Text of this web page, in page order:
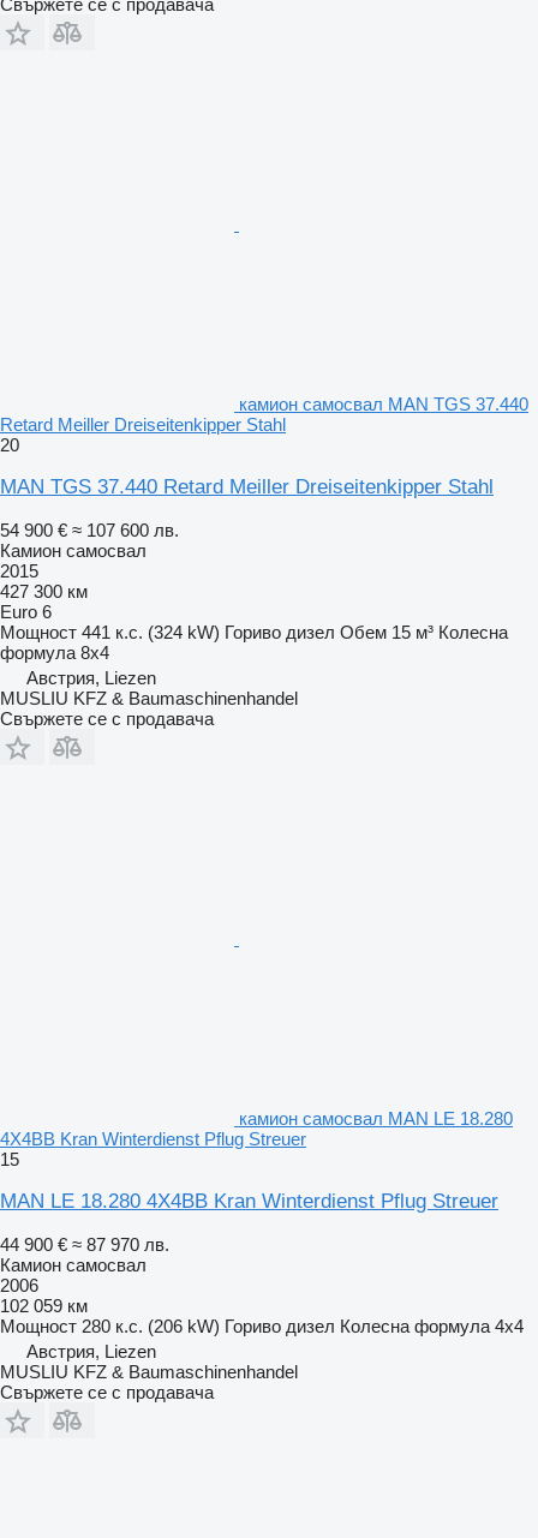
Свържете се с продавача
камион самосвал MAN TGS 37.440
Retard Meiller Dreiseitenkipper Stahl
20
MAN TGS 37.440 Retard Meiller Dreiseitenkipper Stahl
54 900 € ≈ 107 600 лв.
Камион самосвал
2015
427 300 км
Euro 6
Мощност 441 к.с. (324 kW) Гориво дизел Обем 15 м³ Колесна
формула 8x4
Австрия, Liezen
MUSLIU KFZ & Baumaschinenhandel
Свържете се с продавача
камион самосвал MAN LE 18.280
4X4BB Kran Winterdienst Pflug Streuer
15
MAN LE 18.280 4X4BB Kran Winterdienst Pflug Streuer
44 900 € ≈ 87 970 лв.
Камион самосвал
2006
102 059 км
Мощност 280 к.с. (206 kW) Гориво дизел Колесна формула 4x4
Австрия, Liezen
MUSLIU KFZ & Baumaschinenhandel
Свържете се с продавача